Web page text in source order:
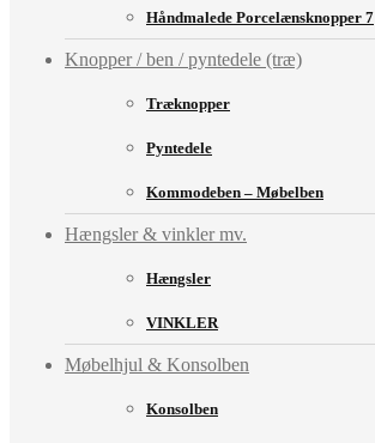
Håndmalede Porcelænsknopper 7
Knopper / ben / pyntedele (træ)
Træknopper
Pyntedele
Kommodeben – Møbelben
Hængsler & vinkler mv.
Hængsler
VINKLER
Møbelhjul & Konsolben
Konsolben